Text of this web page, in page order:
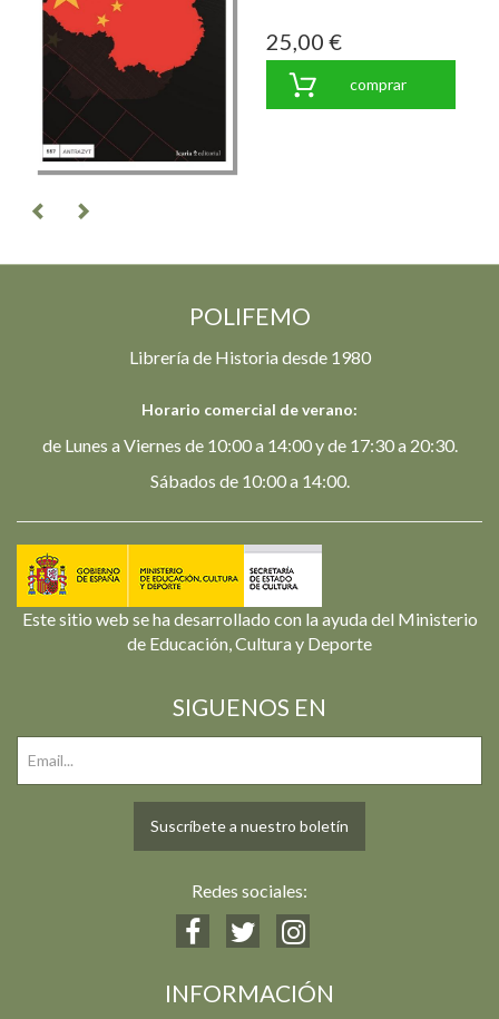
25,00 €
comprar
POLIFEMO
Librería de Historia desde 1980
Horario comercial de verano:
de Lunes a Viernes de 10:00 a 14:00 y de 17:30 a 20:30.
Sábados de 10:00 a 14:00.
Este sitio web se ha desarrollado con la ayuda del Ministerio
de Educación, Cultura y Deporte
SIGUENOS EN
Suscríbete a nuestro boletín
Redes sociales:
INFORMACIÓN